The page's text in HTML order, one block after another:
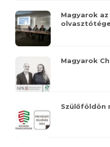
Magyarok
Magyarok
Szülőföldön